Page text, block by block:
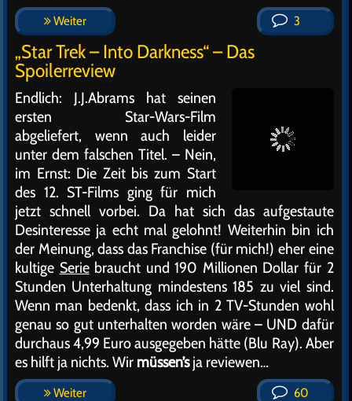
Weiter 3
„Star Trek – Into Darkness“ – Das
Spoilerreview
Endlich: J.J.Abrams hat seinen
ersten Star-Wars-Film
abgeliefert, wenn auch leider
unter dem falschen Titel. – Nein,
im Ernst: Die Zeit bis zum Start
des 12. ST-Films ging für mich
jetzt schnell vorbei. Da hat sich das aufgestaute
Desinteresse ja echt mal gelohnt! Weiterhin bin ich
der Meinung, dass das Franchise (für mich!) eher eine
kultige Seriebraucht und 190 Millionen Dollar für 2
Stunden Unterhaltung mindestens 185 zu viel sind.
Wenn man bedenkt, dass ich in 2 TV-Stunden wohl
genau so gut unterhalten worden wäre – UND dafür
durchaus 4,99 Euro ausgegeben hätte (Blu Ray). Aber
es hilft ja nichts. Wir müssen’sja reviewen…
Weiter 60